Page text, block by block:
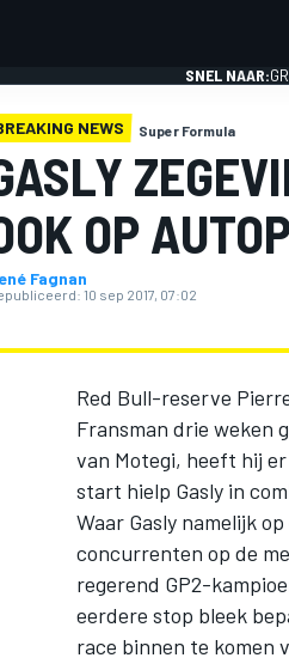
SNEL NAAR:
NEWS Super Formula
OP
Fagnan
10 sep 2017, 07:02
Red Bull-reserve
Fransman drie weken
van Motegi, heeft hij
start hielp Gasly in
Waar Gasly namelijk
concurrenten op de
regerend GP2-
eerdere stop bleek
race binnen te komen